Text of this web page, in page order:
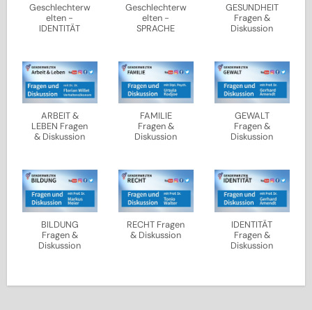
Geschlechterw
elten -
IDENTITÄT
Geschlechterw
elten -
SPRACHE
GESUNDHEIT
Fragen &
Diskussion
ARBEIT &
LEBEN Fragen
& Diskussion
FAMILIE
Fragen &
Diskussion
GEWALT
Fragen &
Diskussion
BILDUNG
Fragen &
Diskussion
RECHT Fragen
& Diskussion
IDENTITÄT
Fragen &
Diskussion